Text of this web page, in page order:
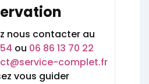
nous contacter au
ou 06 86 13 70 22
complet.fr
vous guider